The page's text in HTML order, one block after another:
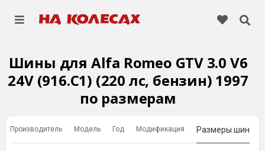
Шины для Alfa Romeo GTV 3.0 V6
24V (916.C1) (220 лс, бензин) 1997
по размерам
Производитель Модель Год Модификация Размеры шин